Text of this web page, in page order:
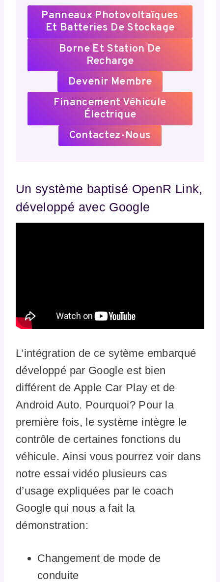
Panneaux Photovoltaïques
Et Batteries De Stockage
Borne Et Station De
Recharge
Devenir Membre
Financement Véhicule
Électrique
Contactez-Nous
Un système baptisé OpenR Link,
développé avec Google
L’intégration de ce sytème embarqué
développé par Google est bien
différent de Apple Car Play et de
Android Auto. Pourquoi? Pour la
première fois, le système intègre le
contrôle de certaines fonctions du
véhicule. Ainsi vous pourrez voir dans
notre essai vidéo plusieurs cas
d’usage expliquées par le coach
Google qui nous a fait la
démonstration:
Changement de mode de
conduite